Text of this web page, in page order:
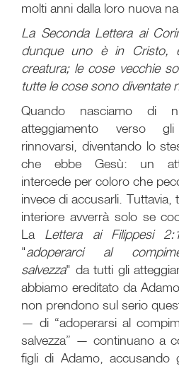
molti anni dalla loro nuova
La Seconda Lettera ai
dunque uno è in Cristo,
creatura; le cose vecchie
tutte le cose sono diventate
Quando nasciamo di
atteggiamento verso
rinnovarsi, diventando lo
che ebbe Gesù: un
intercede per coloro che
invece di accusarli. Tuttavia,
interiore avverrà solo se
La Lettera ai Filippesi
"adoperarci al
salvezza" da tutti gli
abbiamo ereditato da
non prendono sul serio
— di “adoperarsi al
salvezza” — continuano a
figli di Adamo, accusando